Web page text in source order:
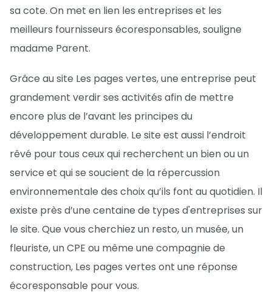
sa cote. On met en lien les entreprises et les
meilleurs fournisseurs écoresponsables, souligne
madame Parent.
Grâce au site Les pages vertes, une entreprise peut
grandement verdir ses activités afin de mettre
encore plus de l’avant les principes du
développement durable. Le site est aussi l’endroit
rêvé pour tous ceux qui recherchent un bien ou un
service et qui se soucient de la répercussion
environnementale des choix qu’ils font au quotidien. Il
existe près d’une centaine de types d'entreprises sur
le site. Que vous cherchiez un resto, un musée, un
fleuriste, un CPE ou même une compagnie de
construction, Les pages vertes ont une réponse
écoresponsable pour vous.